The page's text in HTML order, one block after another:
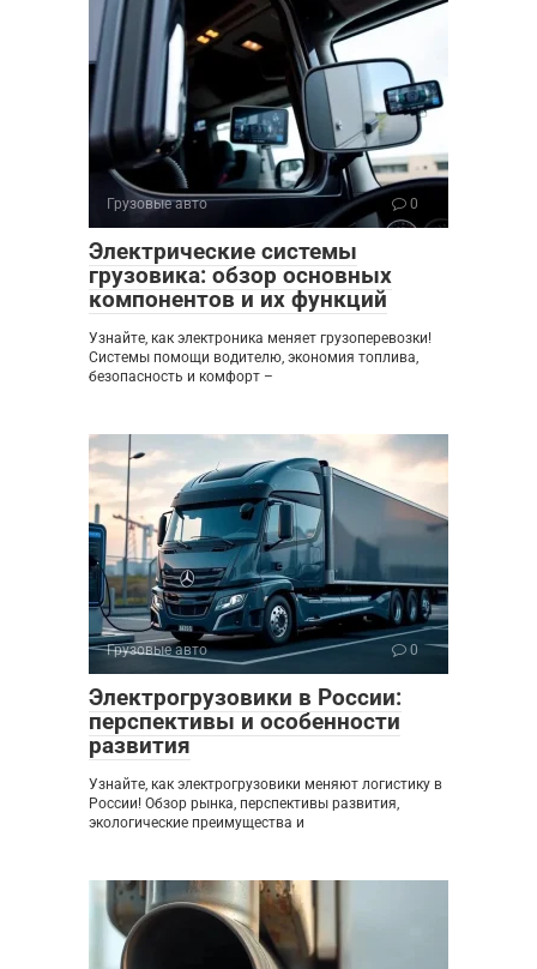
Грузовые авто 0
Электрические системы
грузовика: обзор основных
компонентов и их функций
Узнайте, как электроника меняет грузоперевозки!
Системы помощи водителю, экономия топлива,
безопасность и комфорт –
Грузовые авто 0
Электрогрузовики в России:
перспективы и особенности
развития
Узнайте, как электрогрузовики меняют логистику в
России! Обзор рынка, перспективы развития,
экологические преимущества и